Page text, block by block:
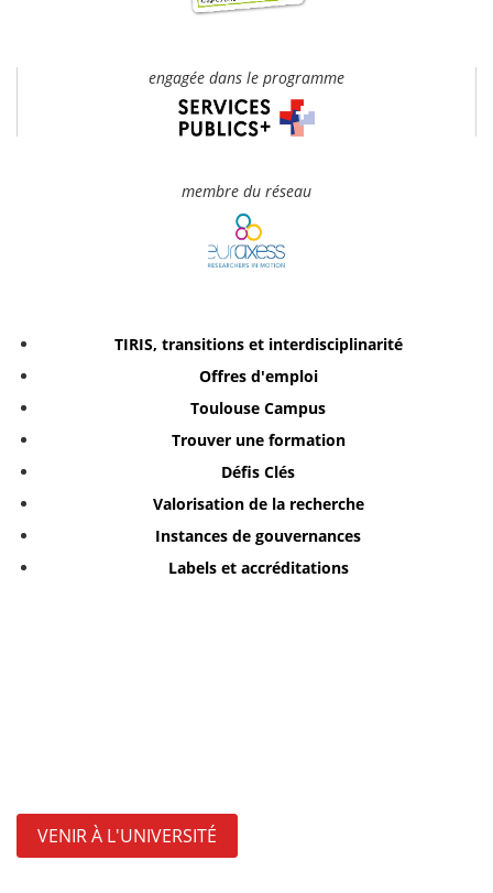
engagée dans le programme
membre du réseau
TIRIS, transitions et interdisciplinarité
Offres d'emploi
Toulouse Campus
Trouver une formation
Défis Clés
Valorisation de la recherche
Instances de gouvernances
Labels et accréditations
VENIR À L'UNIVERSITÉ